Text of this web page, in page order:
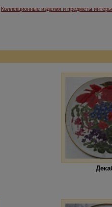
Коллекционные изделия и предметы